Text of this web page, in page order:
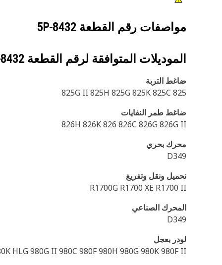
مواصفات رقم القطعة 5P-8432
الموديلات المتوافقة لرقم القطعة
ضاغط التربة
825 825G II 825H 825G 825K 825C
ضاغط طمر النفايات
826H 826K 826 826C 826G 826G II
محرك بحري
D349
تحميل ونقل وتفريغ
R1700G R1700 XE R1700 II
المحرك الصناعي
D349
لودر بعجل
HLG 980G II 980C 980F 980H 980G 980K 980F II